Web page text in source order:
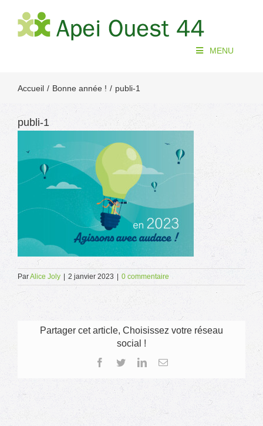
contenu
MENU
Accueil Bonne année ! publi-1
publi-1
ParAlice Joly 2 janvier 2023 0 commentaire
Partager cet article, Choisissez votre réseau
social !
Facebook
TwitterLinkedInEmail